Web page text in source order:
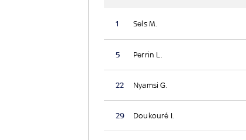
1 Sels M.
5 Perrin L.
22 Nyamsi G.
29 Doukouré I.